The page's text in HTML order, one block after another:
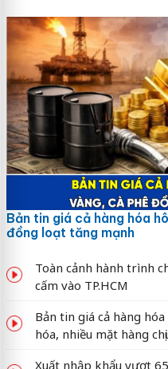
Bản tin giá cả hàng hóa
đồng loạt tăng mạnh
Toàn cảnh hành trình
cấm vào TP.HCM
Bản tin giá cả hàng
hóa, nhiều mặt hàng
Xuất nhập khẩu vượt